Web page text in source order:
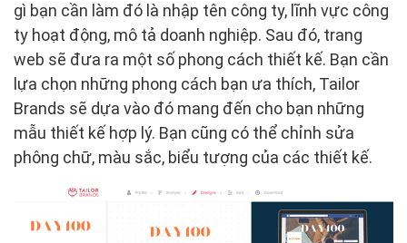
gì bạn cần làm đó là nhập tên công ty, lĩnh vực công
ty hoạt động, mô tả doanh nghiệp. Sau đó, trang
web sẽ đưa ra một số phong cách thiết kế. Bạn cần
lựa chọn những phong cách bạn ưa thích, Tailor
Brands sẽ dựa vào đó mang đến cho bạn những
mẫu thiết kế hợp lý. Bạn cũng có thể chỉnh sửa
phông chữ, màu sắc, biểu tượng của các thiết kế.